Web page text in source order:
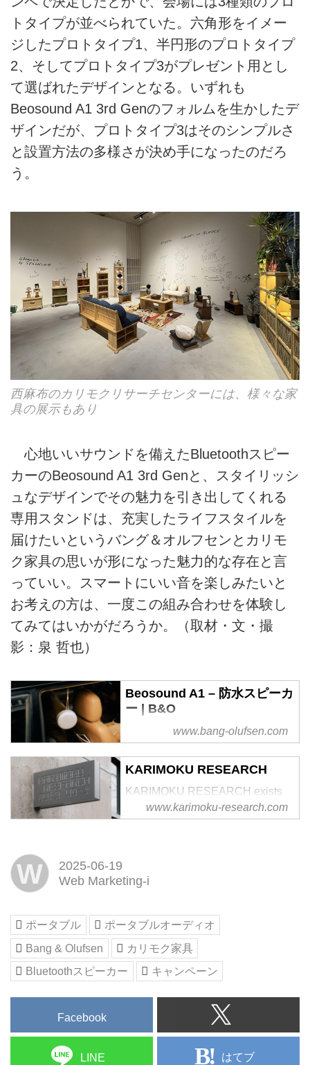
トタイプが並べられていた。六角形をイメー
ジしたプロトタイプ1、半円形のプロトタイプ
2、そしてプロトタイプ3がプレゼント用とし
て選ばれたデザインとなる。いずれも
Beosound A1 3rd Genのフォルムを生かしたデ
ザインだが、プロトタイプ3はそのシンプルさ
と設置方法の多様さが決め手になったのだろ
う。
西麻布のカリモクリサーチセンターには、様々な家
具の展示もあり
心地いいサウンドを備えたBluetoothスピー
カーのBeosound A1 3rd Genと、スタイリッシ
ュなデザインでその魅力を引き出してくれる
専用スタンドは、充実したライフスタイルを
届けたいというバング＆オルフセンとカリモ
ク家具の思いが形になった魅力的な存在と言
っていい。スマートにいい音を楽しみたいと
お考えの方は、一度この組み合わせを体験し
てみてはいかがだろうか。（取材・文・撮
影：泉 哲也）
Beosound A1 – 防水スピーカ
ー | B&O
究極のポータブル防水スピーカー
の新世代モデルです。
www.bang-olufsen.com
KARIMOKU RESEARCH
KARIMOKU RESEARCH exists
to survey, archive, and innovate
the many different ways people
www.karimoku-research.com
W
2025-06-19
Web Marketing-i
ポータブル
ポータブルオーディオ
Bang & Olufsen
カリモク家具
Bluetoothスピーカー
キャンペーン
Facebook
LINE はてブ